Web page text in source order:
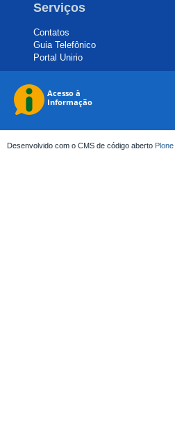
Serviços
Contatos
Guia Telefônico
Portal Unirio
Desenvolvido com o CMS de código aberto Plone